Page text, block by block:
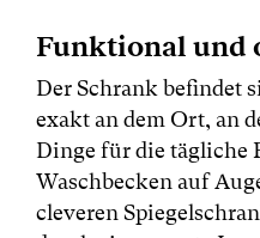
Funktional und
Der Schrank befindet
exakt an dem Ort, an
Dinge für die tägliche
Waschbecken auf
cleveren